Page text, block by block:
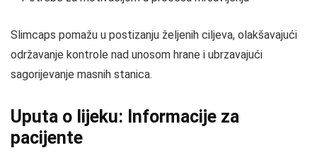
Slimcaps pomažu u postizanju željenih ciljeva, olakšavajući
održavanje kontrole nad unosom hrane i ubrzavajući
sagorijevanje masnih stanica.
Uputa o lijeku: Informacije za
pacijente